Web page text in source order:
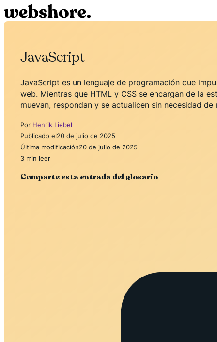
JavaScript
JavaScript es un lenguaje de programación que
web. Mientras que HTML y CSS se encargan de la
muevan, respondan y se actualicen sin necesidad de
Por Henrik Liebel
Publicado el20 de julio de 2025
Última modificación20 de julio de 2025
3 min leer
Comparte esta entrada del glosario